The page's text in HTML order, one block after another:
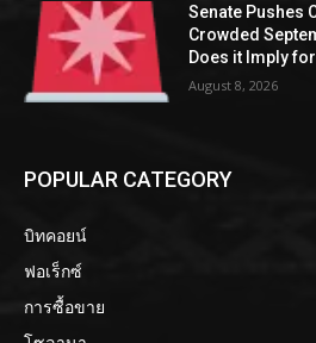
Senate Pushes
Crowded
Does it Imply
August 8, 2026
POPULAR CATEGORY
บิทคอยน์
ฟอเร็กซ์
การซื้อขาย